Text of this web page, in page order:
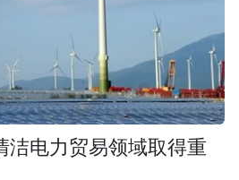
洁电力贸易领域取得重